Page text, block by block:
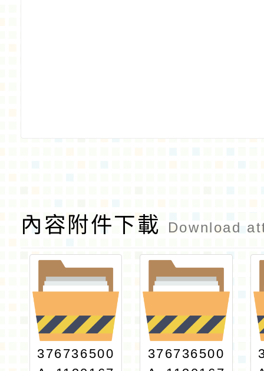
內容附件下載 Download
376736500
376736500